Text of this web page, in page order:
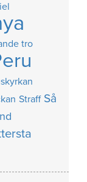
tro
Straff Så